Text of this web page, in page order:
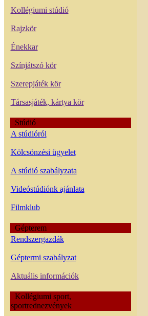
Kollégiumi stúdió
Rajzkör
Énekkar
Színjátszó kör
Szerepjáték kör
Társasjáték, kártya kör
Stúdió
A stúdióról
Kölcsönzési ügyelet
A stúdió szabályzata
Videóstúdiónk ajánlata
Filmklub
Gépterem
Rendszergazdák
Géptermi szabályzat
Aktuális információk
Kollégiumi sport,
sportrednezvények